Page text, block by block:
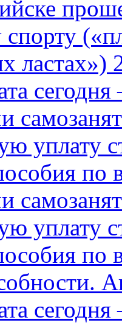
ластах»)
уплату
по
уплату
по